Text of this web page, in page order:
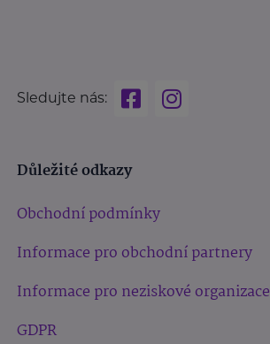
Sledujte nás:
Důležité odkazy
Obchodní podmínky
Informace pro obchodní partnery
Informace pro neziskové organizace
GDPR